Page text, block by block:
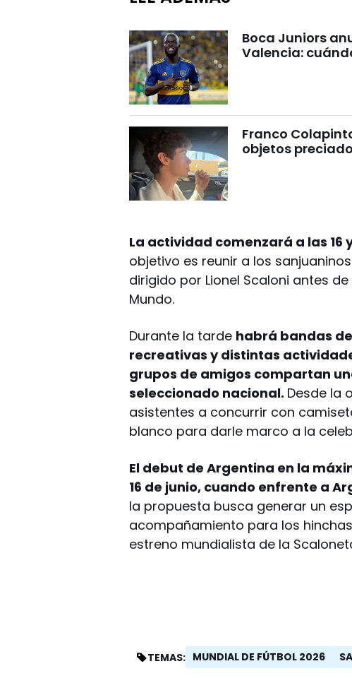
Boca Juniors
Valencia:
Franco
objetos
La actividad comenzará a las
objetivo es reunir a los
dirigido por Lionel Scaloni antes
Mundo.
Durante la tarde habrá bandas
recreativas y distintas
grupos de amigos compartan
seleccionado nacional. Desde la
asistentes a concurrir con
blanco para darle marco a la
El debut de Argentina en la
16 de junio, cuando enfrente a
la propuesta busca generar un
acompañamiento para los
estreno mundialista de la
TEMAS: MUNDIAL DE FÚTBOL 2026